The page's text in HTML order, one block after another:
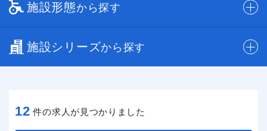
施設形態から探す
施設シリーズから探す
12 件の求人が見つかりました